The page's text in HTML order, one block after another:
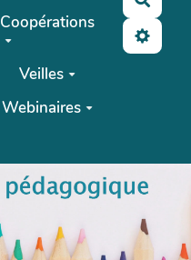
Coopérations
Veilles
Webinaires